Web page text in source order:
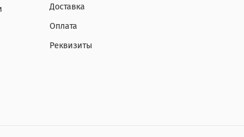
Доставка
Оплата
Реквизиты